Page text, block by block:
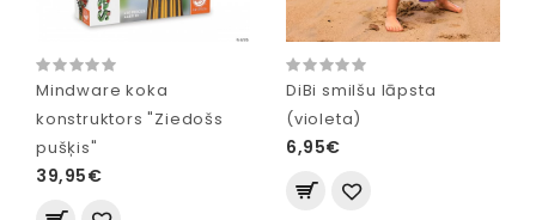
Mindware koka
konstruktors "Ziedošs
pušķis"
39,95€
DiBi smilšu lāpsta
(violeta)
6,95€